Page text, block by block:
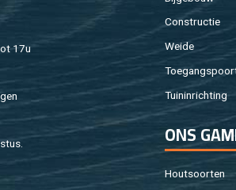
17u
Con­struc­tie
Weide
Tuin­in­rich­ting
ONS
Hout­soor­ten